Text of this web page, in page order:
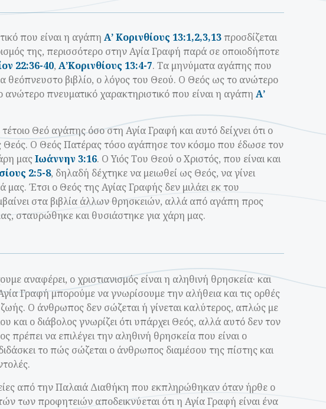
που είναι η αγάπη Α’ Κορινθίους 13:1,2,3,13 προσδίζεται
της, περισσότερο στην Αγία Γραφή παρά σε οποιοδήποτε
22:36-40, Α’Κορινθίους 13:4-7. Τα μηνύματα αγάπης που
θεόπνευστο βιβλίο, ο λόγος του Θεού. Ο Θεός ως το ανώτερο
ανώτερο πνευματικό χαρακτηριστικό που είναι η αγάπη Α’
Θεό αγάπης όσο στη Αγία Γραφή και αυτό δείχνει ότι ο
Θεός. Ο Θεός Πατέρας τόσο αγάπησε τον κόσμο που έδωσε τον
μαςΙωάννην 3:16. Ο Υιός Του Θεού ο Χριστός, που είναι και
2:5-8, δηλαδή δέχτηκε να μειωθεί ως Θεός, να γίνει
Έτσι ο Θεός της Αγίας Γραφής δεν μιλάει εκ του
στα βιβλία άλλων θρησκειών, αλλά από αγάπη προς
σταυρώθηκε και θυσιάστηκε για χάρη μας.
αναφέρει, ο χριστιανισμός είναι η αληθινή θρησκεία· και
Γραφή μπορούμε να γνωρίσουμε την αλήθεια και τις ορθές
Ο άνθρωπος δεν σώζεται ή γίνεται καλύτερος, απλώς με
και ο διάβολος γνωρίζει ότι υπάρχει Θεός, αλλά αυτό δεν τον
πρέπει να επιλέγει την αληθινή θρησκεία που είναι ο
το πώς σώζεται ο άνθρωπος διαμέσου της πίστης και
από την Παλαιά Διαθήκη που εκπληρώθηκαν όταν ήρθε ο
των προφητειών αποδεικνύεται ότι η Αγία Γραφή είναι ένα